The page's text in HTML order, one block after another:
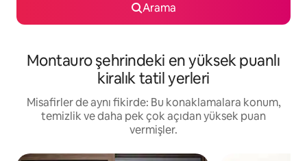
Arama
Montauro şehrindeki en yüksek puanlı
kiralık tatil yerleri
Misafirler de aynı fikirde: Bu konaklamalara konum,
temizlik ve daha pek çok açıdan yüksek puan
vermişler.